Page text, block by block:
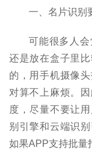
一、名片识别
可能很多人会
还是放在盒子里
的，用手机摄像
对算不上麻烦。
度，尽量不要让
别引擎和云端识
如果APP支持批量